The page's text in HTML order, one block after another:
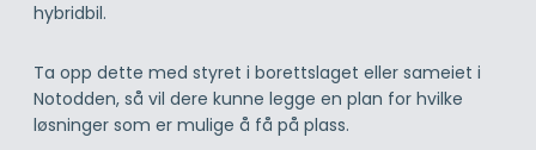
hybridbil.
Ta opp dette med styret i borettslaget eller sameiet i
Notodden, så vil dere kunne legge en plan for hvilke
løsninger som er mulige å få på plass.